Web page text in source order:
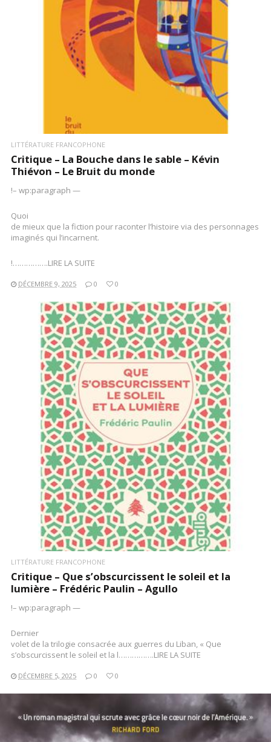
LIRE LA SUITE
LITTÉRATURE FRANCOPHONE
Critique – La Bouche dans le sable – Kévin
Thiévon – Le Bruit du monde
!– wp:paragraph —
Quoi
de mieux que la fiction pour raconter l’histoire via des personnages
imaginés qui l’incarnent.
!…………….LIRE LA SUITE
DÉCEMBRE 9, 2025 0 0
LIRE LA SUITE
LITTÉRATURE FRANCOPHONE
Critique – Que s’obscurcissent le soleil et la
lumière – Frédéric Paulin – Agullo
!– wp:paragraph —
Dernier
volet de la trilogie consacrée aux guerres du Liban, « Que
s’obscurcissent le soleil et la l…………….LIRE LA SUITE
DÉCEMBRE 5, 2025 0 0